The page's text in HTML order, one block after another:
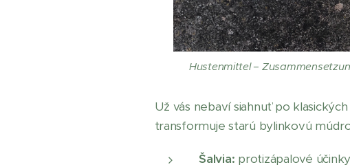
Hustenmittel –
Už vás nebaví siahnuť po
transformuje starú bylinkovú
Šalvia: protizápalové